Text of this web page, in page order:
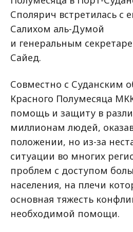
Сполярич встретилась с
Салихом аль-Думой
и генеральным
Сайед.
Совместно с Суданским
Красного Полумесяца
помощь и защиту в
миллионам людей,
положении, но из-за
ситуации во многих
проблем с доступом
населения, на плечи
основная тяжесть
необходимой помощи.